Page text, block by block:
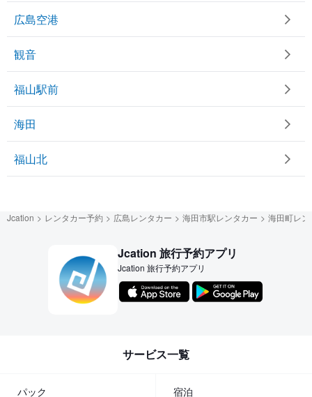
広島空港
観音
福山駅前
海田
福山北
Jcation レンタカー予約 広島レンタカー 海田市駅レンタカー 海田町レ
Jcation 旅行予約アプリ
Jcation 旅行予約アプリ
サービス一覧
パック 宿泊